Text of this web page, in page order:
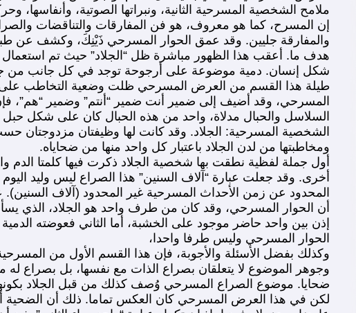
ملامح الشخصية المسرحية الثانية، ونبراتها الصوتية، وأنفاسها،
إن المسرح، كما هو معروف، هو فن المفارقات والتناقضات
والمفارقة جليين. وقد عمق الحوار المسرحي ذَيْنِكَ، وكشف عن
هدف ما. أعقب هذا الظهور مباشرة ظل “الجلاد” حيث تم استعمال
شكل إنسان. دمية موضوعة على أرجوحة توجد في كل جانب من
طيلة هذا القسم من العرض المسرحي ظلت وضعية التخاطب على
المسرحي، وقد أضيف إلى ضمير أنت ضمير “أنتم” وضمير “هم”،
السلاسل والحبال مدلاة، واحد من هذه الحبال كان على شكل
الشخصية المسرحية: الجلاد. وقد كانت لها وظيفتان مزدوجتان حسب
ومخاطبتها من لدن الجلاد باعتبار كل واحد منها من ضحاياه.
أول جملة لفظية نطقت بها شخصية الجلاد ذكرت فيها كلمتا الدم
أخرى. وقد جعلت عبارة “آلاف السنين” هذا الصراع ليس وليد
المحدود عن زمن الأحداث المسرحية غير المحدود (آلاف السنين).
أن الحوار المسرحي، وقد كان من طرف واحد هو الجلاد، الذي
إذن بين واحد حاضر موجود على الخشبة، أما الثاني فعوضته
الحوار المسرحي وليس طرفا واحدا،
وكذلك بفضل الأسئلة والأجوبة، فإن هذا القسم الأول من
وجوهر الموضوع لا يتعلقان بصراع الذات مع نفسها، بل بصراع
ضحايا. موضوع الصراع المسرحي وُصف كذلك من قبل الجلاد
لكن في هذا العرض المسرحي كان العكس تماما. ذلك أن الضحية أو